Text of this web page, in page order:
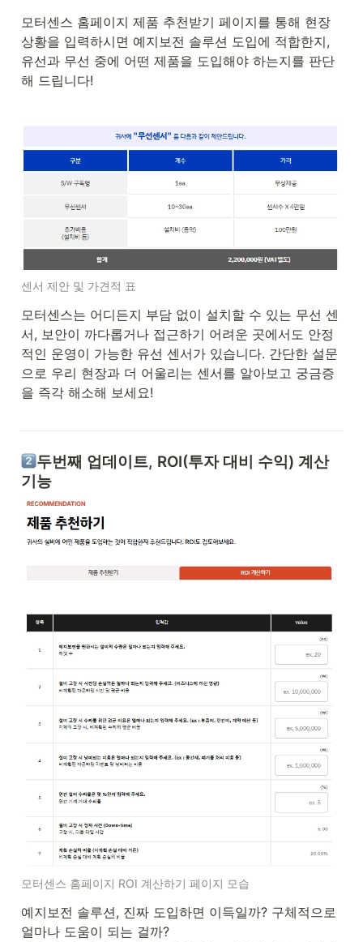
모터센스 홈페이지 제품 추천받기 페이지를 통해 현장
상황을 입력하시면 예지보전 솔루션 도입에 적합한지,
유선과 무선 중에 어떤 제품을 도입해야 하는지를 판단
해 드립니다!
센서 제안 및 가견적 표
모터센스는 어디든지 부담 없이 설치할 수 있는 무선 센
서, 보안이 까다롭거나 접근하기 어려운 곳에서도 안정
적인 운영이 가능한 유선 센서가 있습니다. 간단한 설문
으로 우리 현장과 더 어울리는 센서를 알아보고 궁금증
을 즉각 해소해 보세요!
두번째 업데이트, ROI(투자 대비 수익) 계산
기능
모터센스 홈페이지 ROI 계산하기 페이지 모습
예지보전 솔루션, 진짜 도입하면 이득일까? 구체적으로
얼마나 도움이 되는 걸까?